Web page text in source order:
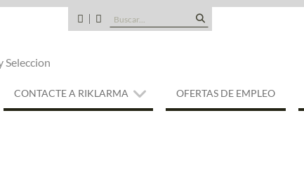
CANDIDATOS
QUE
SOMOS
Buscar:
Seleccion
CONTACTE A RIKLARMA OFERTAS DE EMPLEO